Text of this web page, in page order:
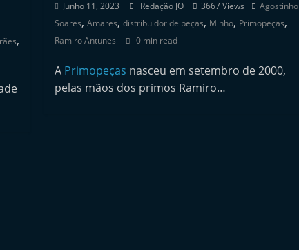
,
Junho 11, 2023 Redação JO 3667 Views
Agostinho
Soares,Amares,distribuidor de peças, Minho, Primopeças,
Ramiro Antunes 0 min read
A Primopeças nasceu em setembro de 2000,
pelas mãos dos primos Ramiro…